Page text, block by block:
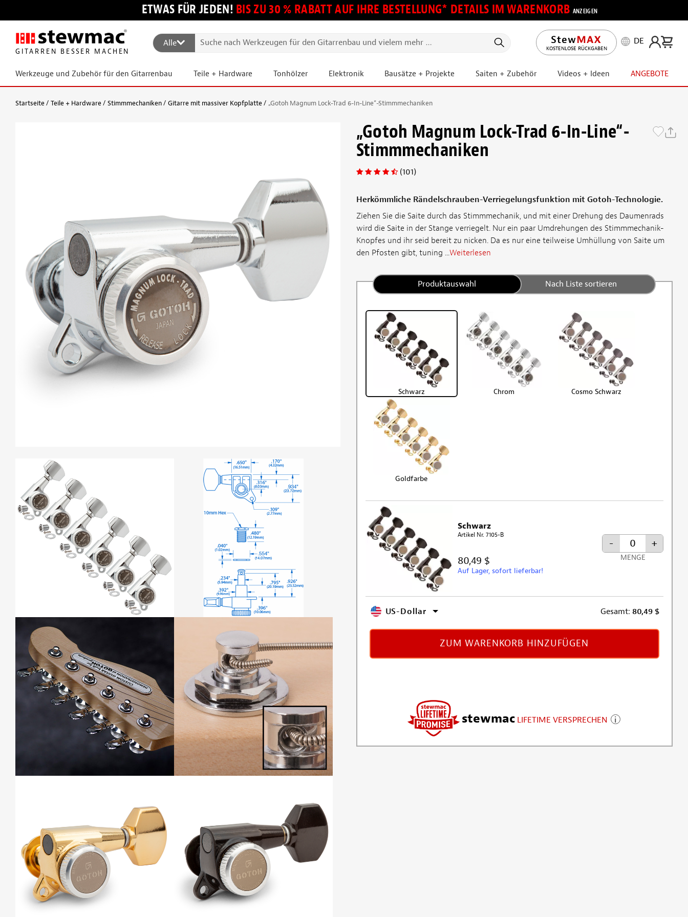
ETWAS FÜR JEDEN! BIS ZU 30 % RABATT AUF IHRE BESTELLUNG* DETAILS IM WARENKORB ANZEIGEN
GITARREN BESSER MACHEN
Alle
KOSTENLOSE RÜCKGABEN
DE
Werkzeuge und Zubehör für den Gitarrenbau Teile + Hardware Tonhölzer Elektronik Bausätze + Projekte Saiten + Zubehör Videos + Ideen ANGEBOTE
Startseite Teile + Hardware Stimmmechaniken Gitarre mit massiver Kopfplatte „Gotoh Magnum Lock-Trad 6-In-Line“-Stimmmechaniken
„Gotoh Magnum Lock-Trad 6-In-Line“-
Stimmmechaniken
(101)
Herkömmliche Rändelschrauben-Verriegelungsfunktion mit Gotoh-Technologie.
Ziehen Sie die Saite durch das Stimmmechanik, und mit einer Drehung des Daumenrads
wird die Saite in der Stange verriegelt. Nur ein paar Umdrehungen des Stimmmechanik-
Knopfes und ihr seid bereit zu nicken. Da es nur eine teilweise Umhüllung von Saite um
den Pfosten gibt, tuning ...Weiterlesen
Produktauswahl Nach Liste sortieren
Schwarz Chrom Cosmo Schwarz
Goldfarbe
Schwarz
Artikel Nr. 7105-B
80,49 $
Auf Lager, sofort lieferbar!
- +
MENGE
US-Dollar Gesamt: 80,49 $
ZUM WARENKORB HINZUFÜGEN
stewmac LIFETIME VERSPRECHEN